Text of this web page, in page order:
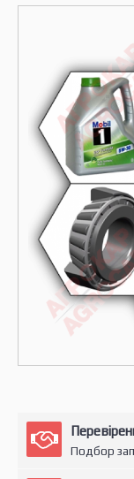
Подбор